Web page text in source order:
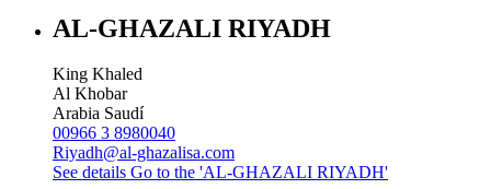
AL-GHAZALI RIYADH
King Khaled
Al Khobar
Arabia Saudí
00966 3 8980040
Riyadh@al-ghazalisa.com
See details Go to the 'AL-GHAZALI RIYADH'